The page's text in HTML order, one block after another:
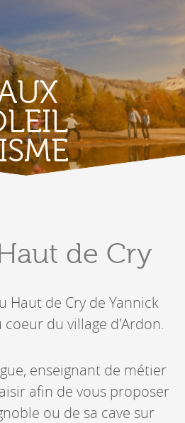
de Cry
Haut de Cry de Yannick
du village d'Ardon.
enseignant de métier
afin de vous proposer
ou de sa cave sur